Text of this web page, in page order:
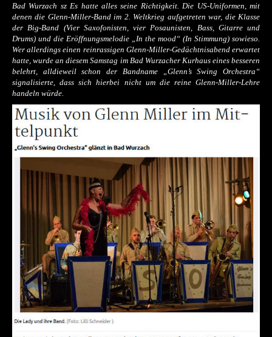
Bad Wurzach szEs hatte alles seine Richtigkeit. Die US-Uniformen, mit
denen die Glenn-Miller-Band im 2. Weltkrieg aufgetreten war, die Klasse
der Big-Band (Vier Saxofonisten, vier Posaunisten, Bass, Gitarre und
Drums) und die Eröffnungsmelodie „In the mood“ (In Stimmung) sowieso.
Wer allerdings einen reinrassigen Glenn-Miller-Gedächtnisabend erwartet
hatte, wurde an diesem Samstag im Bad Wurzacher Kurhaus eines besseren
belehrt, alldieweil schon der Bandname „Glenn’s Swing Orchestra“
signalisierte, dass sich hierbei nicht um die reine Glenn-Miller-Lehre
handeln würde.